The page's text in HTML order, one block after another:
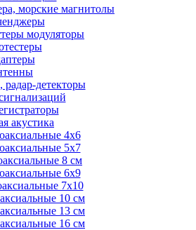
морские магнитолы
модуляторы
детекторы
акустика
4х6
5х7
8 см
6х9
7х10
10 см
13 см
16 см